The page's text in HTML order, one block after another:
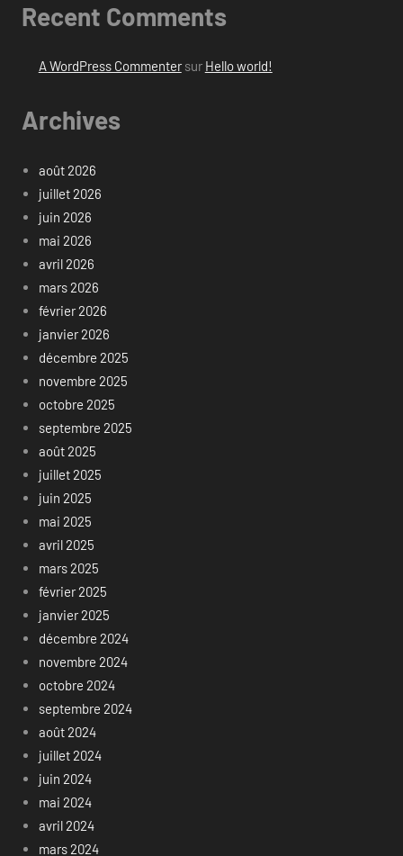
Recent Comments
A WordPress Commentersur Hello world!
Archives
août 2026
juillet 2026
juin 2026
mai 2026
avril 2026
mars 2026
février 2026
janvier 2026
décembre 2025
novembre 2025
octobre 2025
septembre 2025
août 2025
juillet 2025
juin 2025
mai 2025
avril 2025
mars 2025
février 2025
janvier 2025
décembre 2024
novembre 2024
octobre 2024
septembre 2024
août 2024
juillet 2024
juin 2024
mai 2024
avril 2024
mars 2024